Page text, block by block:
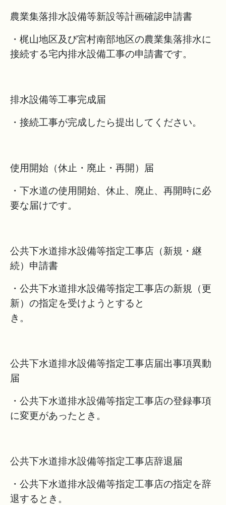
農業集落排水設備等新設等計画確認申請書
・梶山地区及び宮村南部地区の農業集落排水に
接続する宅内排水設備工事の申請書です。
排水設備等工事完成届
・接続工事が完成したら提出してください。
使用開始（休止・廃止・再開）届
・下水道の使用開始、休止、廃止、再開時に必
要な届けです。
公共下水道排水設備等指定工事店（新規・継
続）申請書
・公共下水道排水設備等指定工事店の新規（更
新）の指定を受けようとすると
き。
公共下水道排水設備等指定工事店届出事項異動
届
・公共下水道排水設備等指定工事店の登録事項
に変更があったとき。
公共下水道排水設備等指定工事店辞退届
・公共下水道排水設備等指定工事店の指定を辞
退するとき。